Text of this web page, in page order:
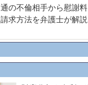
の不倫相手から慰謝
求方法を弁護士が解説